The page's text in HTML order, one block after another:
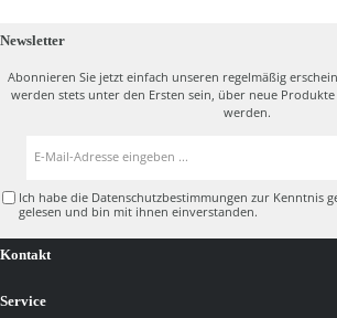
Newsletter
Abonnieren Sie jetzt einfach unseren regelmäßig
werden stets unter den Ersten sein, über neue
werden.
Ich habe die Datenschutzbestimmungen zur Kenntnis
gelesen und bin mit ihnen einverstanden.
Kontakt
Service